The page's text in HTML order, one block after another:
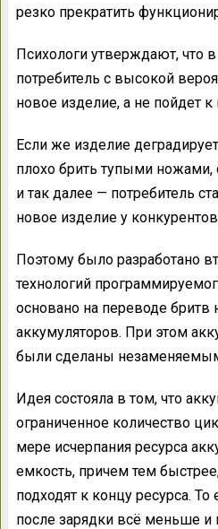
резко прекратить
Психологи утверждают, что
потребитель с высокой
новое изделие, а не пойдет к
Если же изделие
плохо брить тупыми ножами,
и так далее — потребитель
новое изделие у
Поэтому было разработано
технологий
основано на переводе бритв
аккумуляторов. При этом
были сделаны
Идея состояла в том, что
ограниченное количество
мере исчерпания ресурса
емкость, причем тем
подходят к концу ресурса. То
после зарядки всё меньше